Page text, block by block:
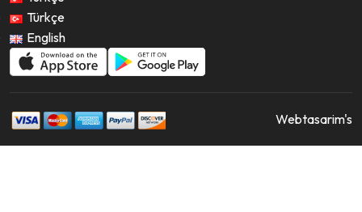
Türkçe
English
Webtasarim's